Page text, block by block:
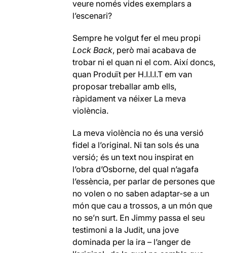
veure només vides exemplars a
l’escenari?
Sempre he volgut fer el meu propi
Lock Back, però mai acabava de
trobar ni el quan ni el com. Així doncs,
quan Produït per H.I.I.I.T em van
proposar treballar amb ells,
ràpidament va néixer La meva
violència.
La meva violència no és una versió
fidel a l’original. Ni tan sols és una
versió; és un text nou inspirat en
l’obra d’Osborne, del qual n’agafa
l’essència, per parlar de persones que
no volen o no saben adaptar-se a un
món que cau a trossos, a un món que
no se’n surt. En Jimmy passa el seu
testimoni a la Judit, una jove
dominada per la ira – l’anger de